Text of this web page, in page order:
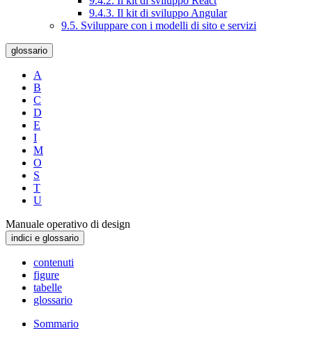
9.4.3. Il kit di sviluppo Angular
9.5. Sviluppare con i modelli di sito e servizi
glossario
A
B
C
D
E
I
M
O
S
T
U
Manuale operativo di design
indici e glossario
contenuti
figure
tabelle
glossario
Sommario